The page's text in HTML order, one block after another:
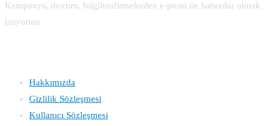
Kampanya, duyuru, bilgilendirmelerden e-posta ile haberdar olmak
istiyorum
Hakkımızda
Gizlilik Sözleşmesi
Kullanıcı Sözleşmesi